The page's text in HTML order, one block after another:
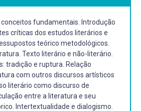
fundamentais. Introdução
críticas dos estudos literários e
teórico metodológicos.
Texto literário e não-literário.
tradição e ruptura. Relação
com outros discursos artísticos
literário como discurso de
entre a literatura e seu
Intertextualidade e dialogismo.